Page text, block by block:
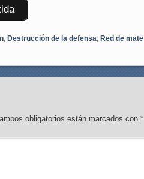
, Destrucción de la defensa, Red de mate
obligatorios están marcados con*